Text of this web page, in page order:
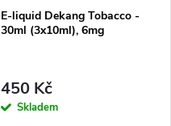
E-liquid Dekang Tobacco -
30ml (3x10ml), 6mg
450 Kč
Skladem